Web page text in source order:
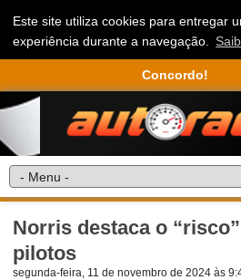
Este site utiliza cookies para entregar
experiência durante a navegação.
Concordo!
Norris destaca o
pilotos
segunda-feira, 11 de novembro de 2024 às